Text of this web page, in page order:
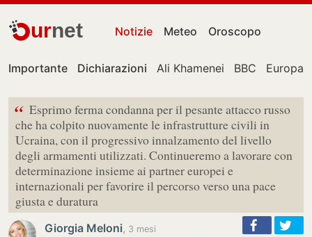
urnet Notizie Meteo Oroscopo
Importante Dichiarazioni Ali Khamenei BBC Europa
“ Esprimo ferma condanna per il pesante attacco russo
che ha colpito nuovamente le infrastrutture civili in
Ucraina, con il progressivo innalzamento del livello
degli armamenti utilizzati. Continueremo a lavorare con
determinazione insieme ai partner europei e
internazionali per favorire il percorso verso una pace
giusta e duratura
Giorgia Meloni, 3 mesi